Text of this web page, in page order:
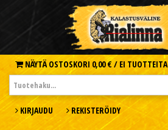
NÄYTÄ OSTOSKORI 0,00 € / EI TUOTTEITA
KIRJAUDU REKISTERÖIDY